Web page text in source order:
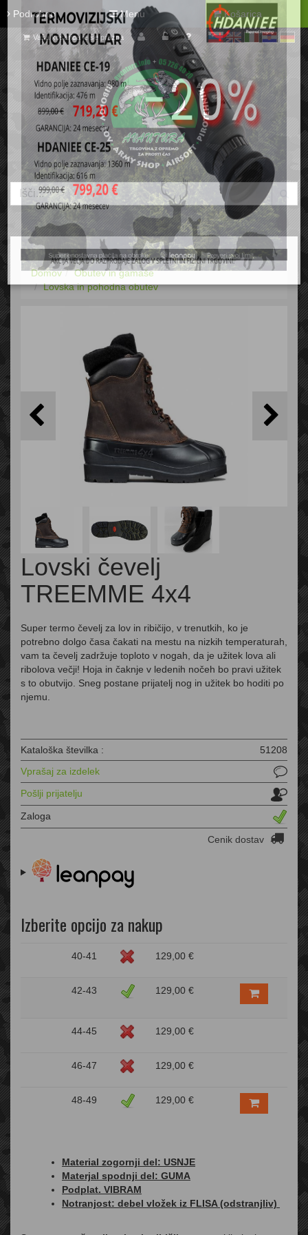
Podrobno Menu Košarica
sl en it de
Vaša košarica je še prazna
Domov
Obutev in gamaše
Lovska in pohodna obutev
Lovski čevelj
TREEMME 4x4
Super termo čevelj za lov in ribičijo, v trenutkih, ko je
potrebno dolgo časa čakati na mestu na nizkih temperaturah,
vam ta čevelj zadržuje toploto v nogah, da je užitek lova ali
ribolova večji! Hoja in čaknje v ledenih nočeh bo pravi užitek
s to obutvijo. Sneg postane prijatelj nog in užitek bo hoditi po
njemu.
Kataloška številka :
51208
Vprašaj za izdelek
Pošlji prijatelju
Zaloga
Cenik dostav
Izberite opcijo za nakup
40-41 129,00 €
42-43 129,00 €
44-45 129,00 €
46-47 129,00 €
48-49 129,00 €
Material zogornji del: USNJE
Materjal spodnji del: GUMA
Podplat. VIBRAM
Notranjost: debel vložek iz FLISA (odstranjliv)